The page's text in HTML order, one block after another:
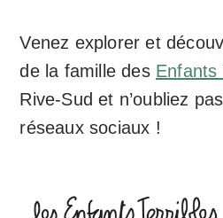
Venez explorer et
de la famille des Enfants
Rive-Sud et n’oubliez
réseaux sociaux !